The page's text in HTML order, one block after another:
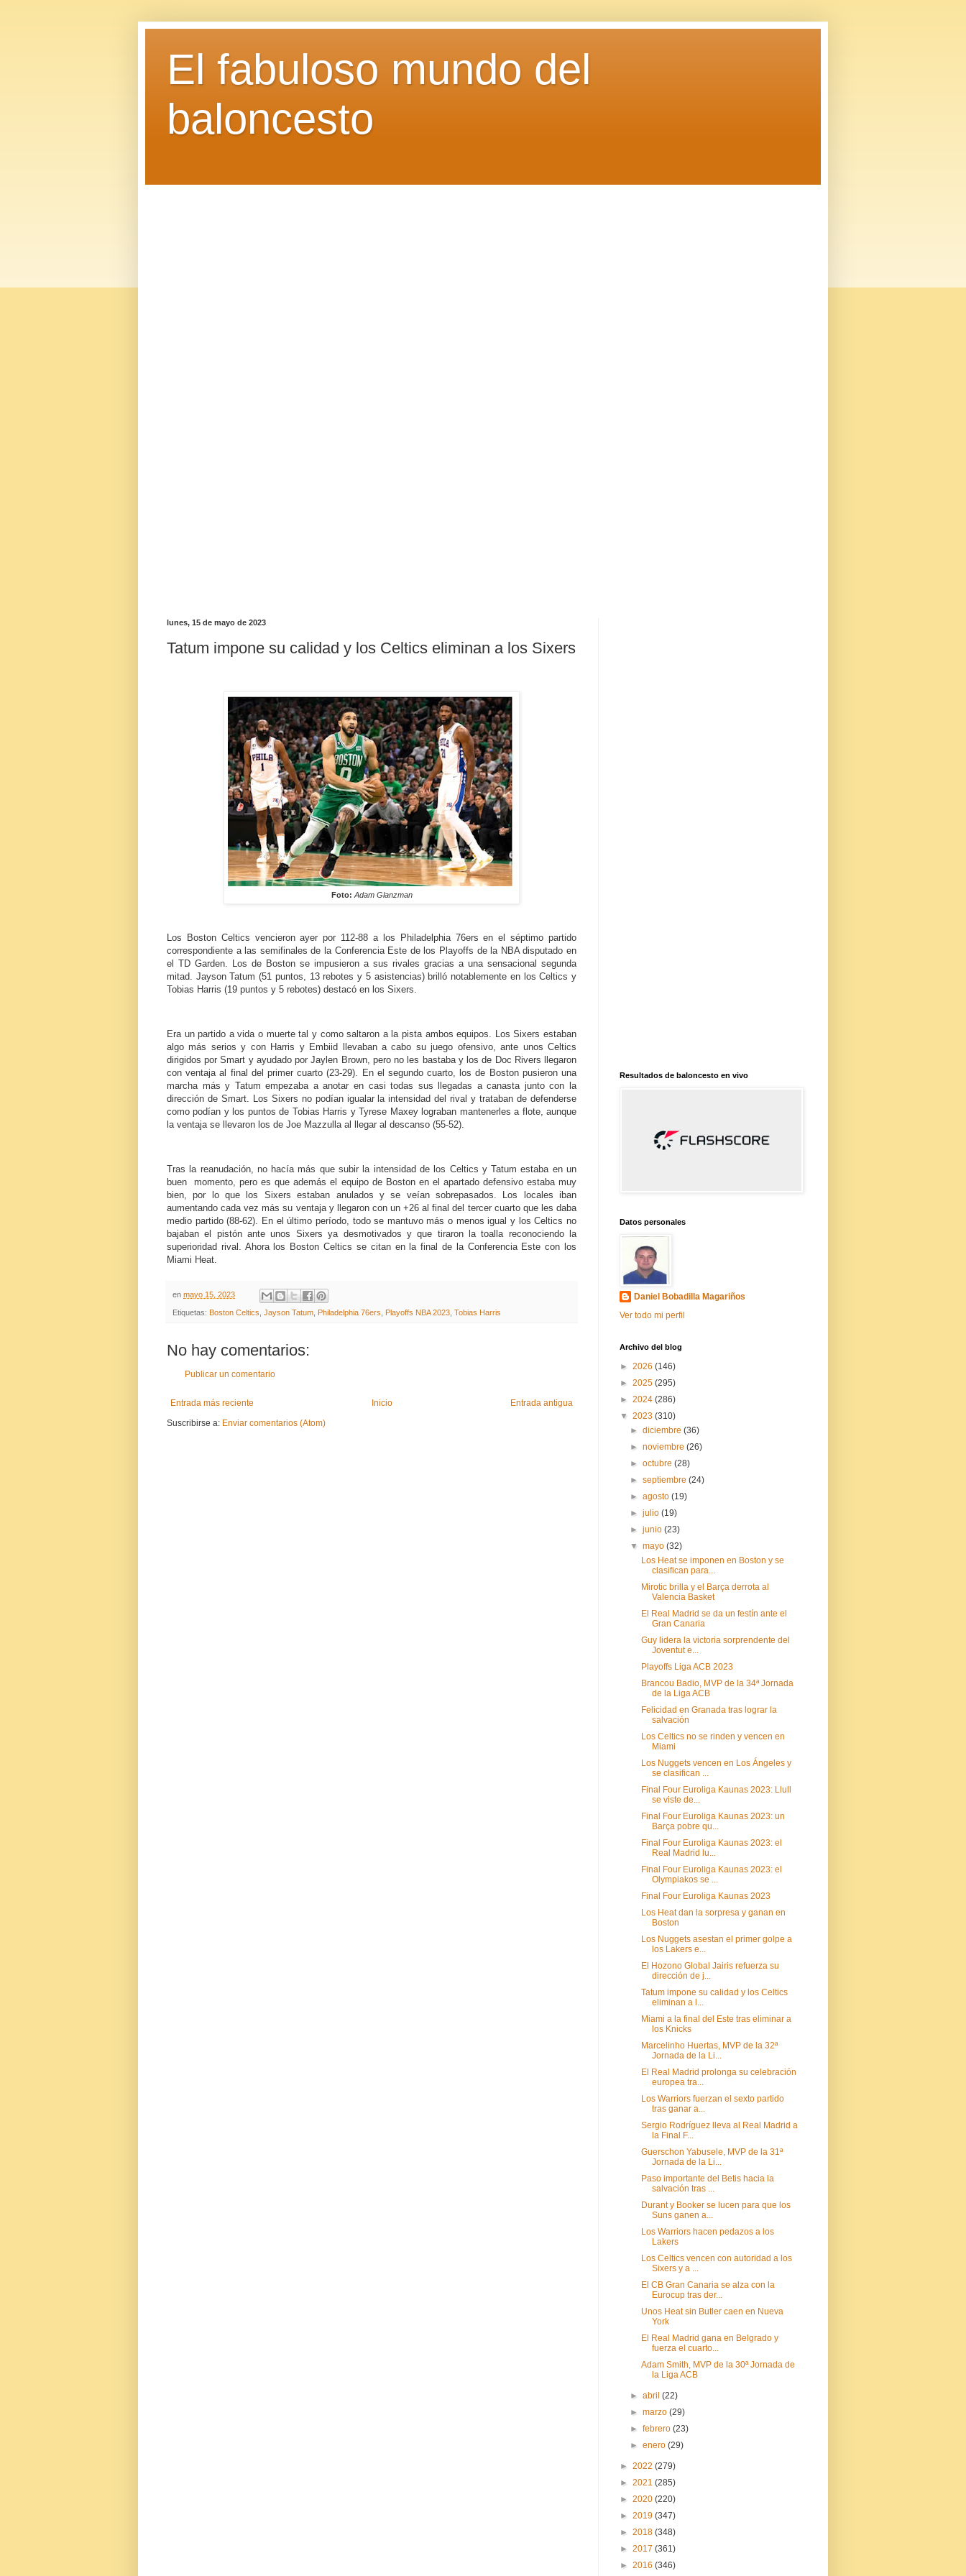
El fabuloso mundo del
baloncesto
lunes, 15 de mayo de 2023
Tatum impone su calidad y los Celtics eliminan a los Sixers
Foto: Adam Glanzman
Los Boston Celtics vencieron ayer por 112-88 a los Philadelphia 76ers en el séptimo partido
correspondiente a las semifinales de la Conferencia Este de los Playoffs de la NBA disputado en
el TD Garden. Los de Boston se impusieron a sus rivales gracias a una sensacional segunda
mitad. Jayson Tatum (51 puntos, 13 rebotes y 5 asistencias) brilló notablemente en los Celtics y
Tobias Harris (19 puntos y 5 rebotes) destacó en los Sixers.
Era un partido a vida o muerte tal y como saltaron a la pista ambos equipos. Los Sixers estaban
algo más serios y con Harris y Embiid llevaban a cabo su juego ofensivo, ante unos Celtics
dirigidos por Smart y ayudado por Jaylen Brown, pero no les bastaba y los de Doc Rivers llegaron
con ventaja al final del primer cuarto (23-29). En el segundo cuarto, los de Boston pusieron una
marcha más y Tatum empezaba a anotar en casi todas sus llegadas a canasta junto con la
dirección de Smart. Los Sixers no podían igualar la intensidad del rival y trataban de defenderse
como podían y los puntos de Tobias Harris y Tyrese Maxey lograban mantenerles a flote, aunque
la ventaja se llevaron los de Joe Mazzulla al llegar al descanso (55-52).
Tras la reanudación, no hacía más que subir la intensidad de los Celtics y Tatum estaba en un
buen momento, pero es que además el equipo de Boston en el apartado defensivo estaba muy
bien, por lo que los Sixers estaban anulados y se veían sobrepasados. Los locales iban
aumentando cada vez más su ventaja y llegaron con un +26 al final del tercer cuarto que les daba
medio partido (88-62). En el último período, todo se mantuvo más o menos igual y los Celtics no
bajaban el pistón ante unos Sixers ya desmotivados y que tiraron la toalla reconociendo la
superioridad rival. Ahora los Boston Celtics se citan en la final de la Conferencia Este con los
Miami Heat.
en mayo 15, 2023
Etiquetas: Boston Celtics Jayson Tatum Philadelphia 76ers Playoffs NBA 2023 Tobias Harris
No hay comentarios:
Publicar un comentario
Entrada más reciente Entrada antigua
Inicio
Suscribirse a: Enviar comentarios (Atom)
Resultados de baloncesto en vivo
Datos personales
Daniel Bobadilla Magariños
Ver todo mi perfil
Archivo del blog
► 2026 (146)
► 2025 (295)
► 2024 (286)
▼ 2023 (310)
►diciembre(36)
►noviembre(26)
►octubre(28)
►septiembre(24)
►agosto(19)
►julio(19)
►junio(23)
▼mayo(32)
Los Heat se imponen en Boston y se
clasifican para...
Mirotic brilla y el Barça derrota al
Valencia Basket
El Real Madrid se da un festín ante el
Gran Canaria
Guy lidera la victoria sorprendente del
Joventut e...
Playoffs Liga ACB 2023
Brancou Badio, MVP de la 34ª Jornada
de la Liga ACB
Felicidad en Granada tras lograr la
salvación
Los Celtics no se rinden y vencen en
Miami
Los Nuggets vencen en Los Ángeles y
se clasifican ...
Final Four Euroliga Kaunas 2023: Llull
se viste de...
Final Four Euroliga Kaunas 2023: un
Barça pobre qu...
Final Four Euroliga Kaunas 2023: el
Real Madrid lu...
Final Four Euroliga Kaunas 2023: el
Olympiakos se ...
Final Four Euroliga Kaunas 2023
Los Heat dan la sorpresa y ganan en
Boston
Los Nuggets asestan el primer golpe a
los Lakers e...
El Hozono Global Jairis refuerza su
dirección de j...
Tatum impone su calidad y los Celtics
eliminan a l...
Miami a la final del Este tras eliminar a
los Knicks
Marcelinho Huertas, MVP de la 32ª
Jornada de la Li...
El Real Madrid prolonga su celebración
europea tra...
Los Warriors fuerzan el sexto partido
tras ganar a...
Sergio Rodríguez lleva al Real Madrid a
la Final F...
Guerschon Yabusele, MVP de la 31ª
Jornada de la Li...
Paso importante del Betis hacia la
salvación tras ...
Durant y Booker se lucen para que los
Suns ganen a...
Los Warriors hacen pedazos a los
Lakers
Los Celtics vencen con autoridad a los
Sixers y a ...
El CB Gran Canaria se alza con la
Eurocup tras der...
Unos Heat sin Butler caen en Nueva
York
El Real Madrid gana en Belgrado y
fuerza el cuarto...
Adam Smith, MVP de la 30ª Jornada de
la Liga ACB
►abril(22)
►marzo(29)
►febrero(23)
►enero(29)
► 2022 (279)
► 2021 (285)
► 2020 (220)
► 2019 (347)
► 2018 (348)
► 2017 (361)
► 2016 (346)